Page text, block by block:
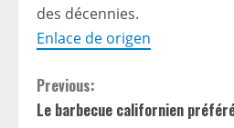
des décennies.
Enlace de origen
C
Previous:
Le barbecue californien